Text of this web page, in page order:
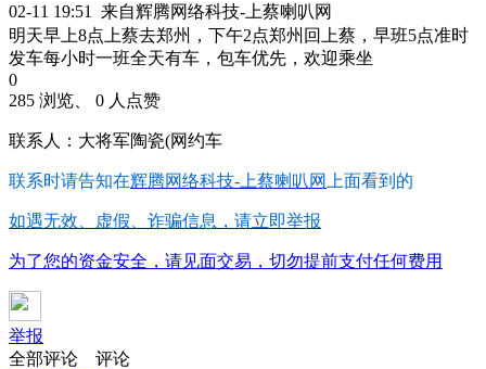
02-11 19:51 来自辉腾网络科技-上蔡喇叭网
明天早上8点上蔡去郑州，下午2点郑州回上蔡，早班5点准时
发车每小时一班全天有车，包车优先，欢迎乘坐
0
285 浏览、 0 人点赞
联系人：大将军陶瓷(网约车
联系时请告知在辉腾网络科技-上蔡喇叭网 上面看到的
如遇无效、虚假、诈骗信息，请立即举报
为了您的资金安全，请见面交易，切勿提前支付任何费用
举报
全部评论
评论